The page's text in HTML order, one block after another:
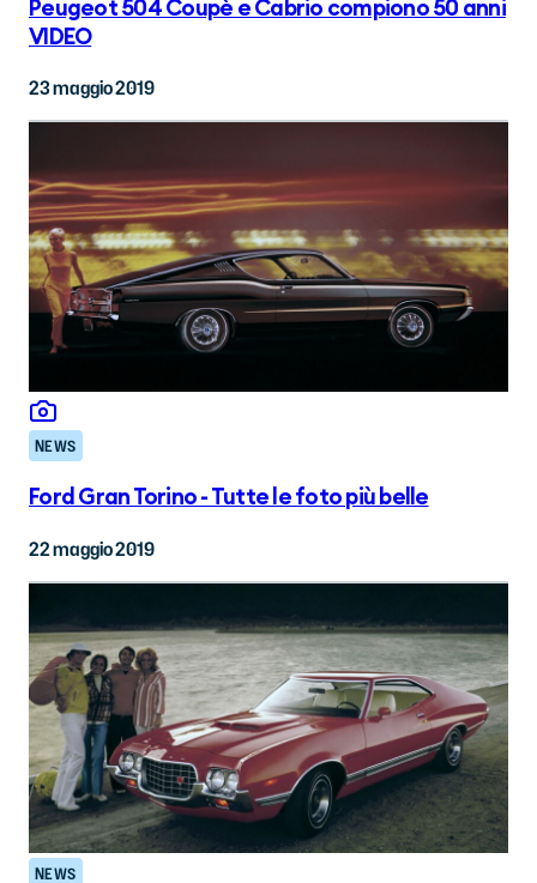
Peugeot 504 Coupè e Cabrio compiono 50 anni
VIDEO
23 maggio 2019
NEWS
Ford Gran Torino - Tutte le foto più belle
22 maggio 2019
NEWS